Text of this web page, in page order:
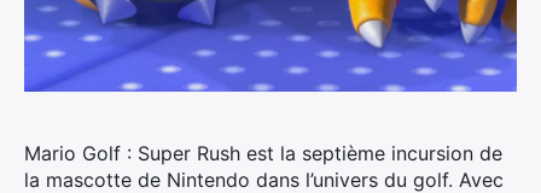
Mario Golf : Super Rush est la septième incursion de
la mascotte de Nintendo dans l’univers du golf. Avec